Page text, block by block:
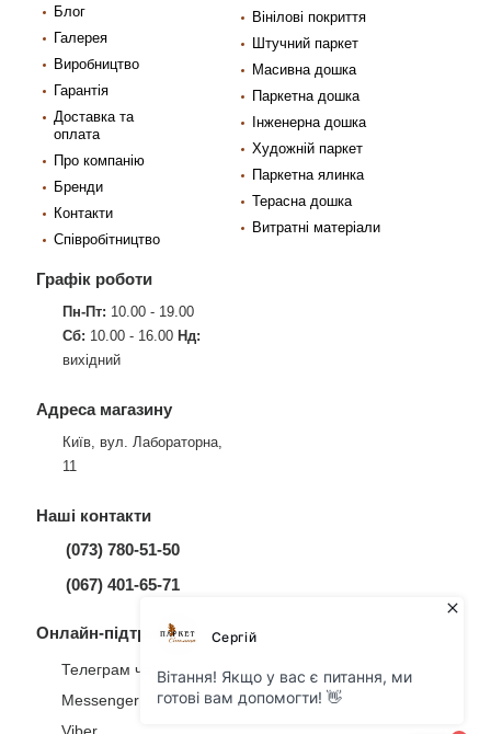
Блог
Галерея
Виробництво
Гарантія
Доставка та
оплата
Про компанію
Бренди
Контакти
Співробітництво
Вінілові покриття
Штучний паркет
Масивна дошка
Паркетна дошка
Інженерна дошка
Художній паркет
Паркетна ялинка
Терасна дошка
Витратні матеріали
Графік роботи
Пн-Пт: 10.00 - 19.00
Сб: 10.00 - 16.00 Нд:
вихідний
Адреса магазину
Київ, вул. Лабораторна,
11
Наші контакти
(073) 780-51-50
(067) 401-65-71
Онлайн-підтримка
Телеграм чат
Messenger
Viber